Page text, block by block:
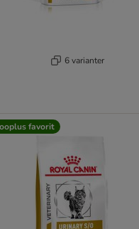
6 varianter
favorit